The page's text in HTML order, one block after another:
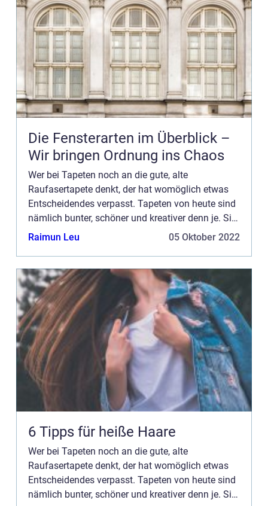
Die Fensterarten im Überblick –
Wir bringen Ordnung ins Chaos
Wer bei Tapeten noch an die gute, alte
Raufasertapete denkt, der hat womöglich etwas
Entscheidendes verpasst. Tapeten von heute sind
nämlich bunter, schöner und kreativer denn je. Sie
sind so viel mehr als nur eine Wandbekleidung
Raimun Leu 05 Oktober 2022
6 Tipps für heiße Haare
Wer bei Tapeten noch an die gute, alte
Raufasertapete denkt, der hat womöglich etwas
Entscheidendes verpasst. Tapeten von heute sind
nämlich bunter, schöner und kreativer denn je. Sie